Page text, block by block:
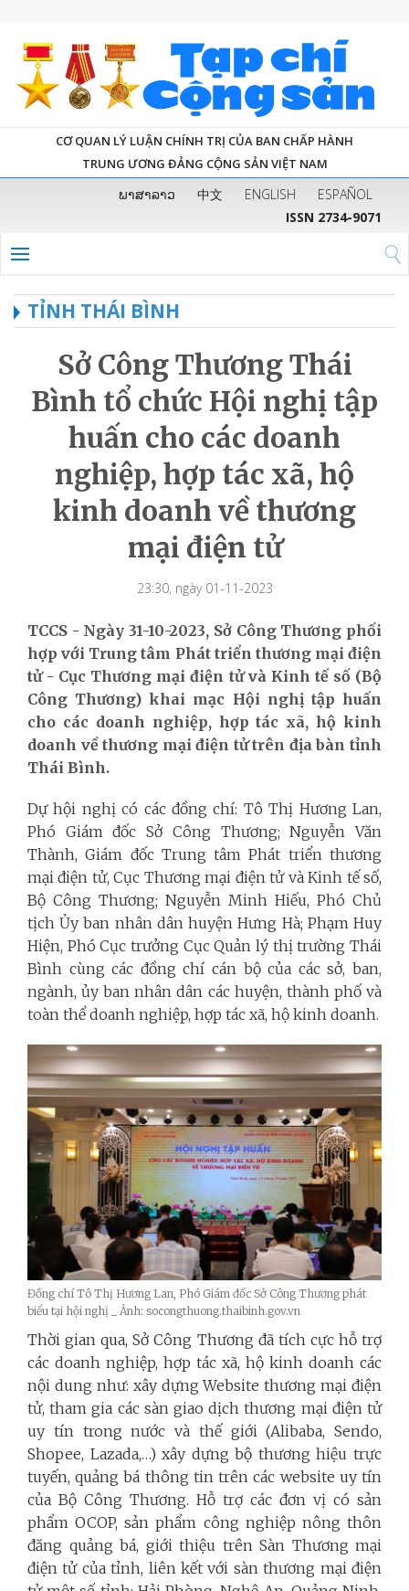
CƠ QUAN LÝ LUẬN CHÍNH TRỊ CỦA BAN CHẤP HÀNH
TRUNG ƯƠNG ĐẢNG CỘNG SẢN VIỆT NAM
ພາສາລາວ 中文 ENGLISH
ESPAÑOL
ISSN 2734-9071
TỈNH THÁI BÌNH
Sở Công Thương Thái
Bình tổ chức Hội nghị tập
huấn cho các doanh
nghiệp, hợp tác xã, hộ
kinh doanh về thương
mại điện tử
23:30, ngày 01-11-2023
TCCS - Ngày 31-10-2023, Sở Công Thương phối
hợp với Trung tâm Phát triển thương mại điện
tử - Cục Thương mại điện tử và Kinh tế số (Bộ
Công Thương) khai mạc Hội nghị tập huấn
cho các doanh nghiệp, hợp tác xã, hộ kinh
doanh về thương mại điện tử trên địa bàn tỉnh
Thái Bình.
Dự hội nghị có các đồng chí: Tô Thị Hương Lan,
Phó Giám đốc Sở Công Thương; Nguyễn Văn
Thành, Giám đốc Trung tâm Phát triển thương
mại điện tử, Cục Thương mại điện tử và Kinh tế số,
Bộ Công Thương; Nguyễn Minh Hiếu, Phó Chủ
tịch Ủy ban nhân dân huyện Hưng Hà; Phạm Huy
Hiện, Phó Cục trưởng Cục Quản lý thị trường Thái
Bình cùng các đồng chí cán bộ của các sở, ban,
ngành, ủy ban nhân dân các huyện, thành phố và
toàn thể doanh nghiệp, hợp tác xã, hộ kinh doanh.
Đồng chí Tô Thị Hương Lan, Phó Giám đốc Sở Công Thương phát
biểu tại hội nghị _ Ảnh: socongthuong.thaibinh.gov.vn
Thời gian qua, Sở Công Thương đã tích cực hỗ trợ
các doanh nghiệp, hợp tác xã, hộ kinh doanh các
nội dung như: xây dựng Website thương mại điện
tử, tham gia các sàn giao dịch thương mại điện tử
uy tín trong nước và thế giới (Alibaba, Sendo,
Shopee, Lazada,…) xây dựng bộ thương hiệu trực
tuyến, quảng bá thông tin trên các website uy tín
của Bộ Công Thương. Hỗ trợ các đơn vị có sản
phẩm OCOP, sản phẩm công nghiệp nông thôn
đăng quảng bá, giới thiệu trên Sàn Thương mại
điện tử của tỉnh, liên kết với sàn thương mại điện